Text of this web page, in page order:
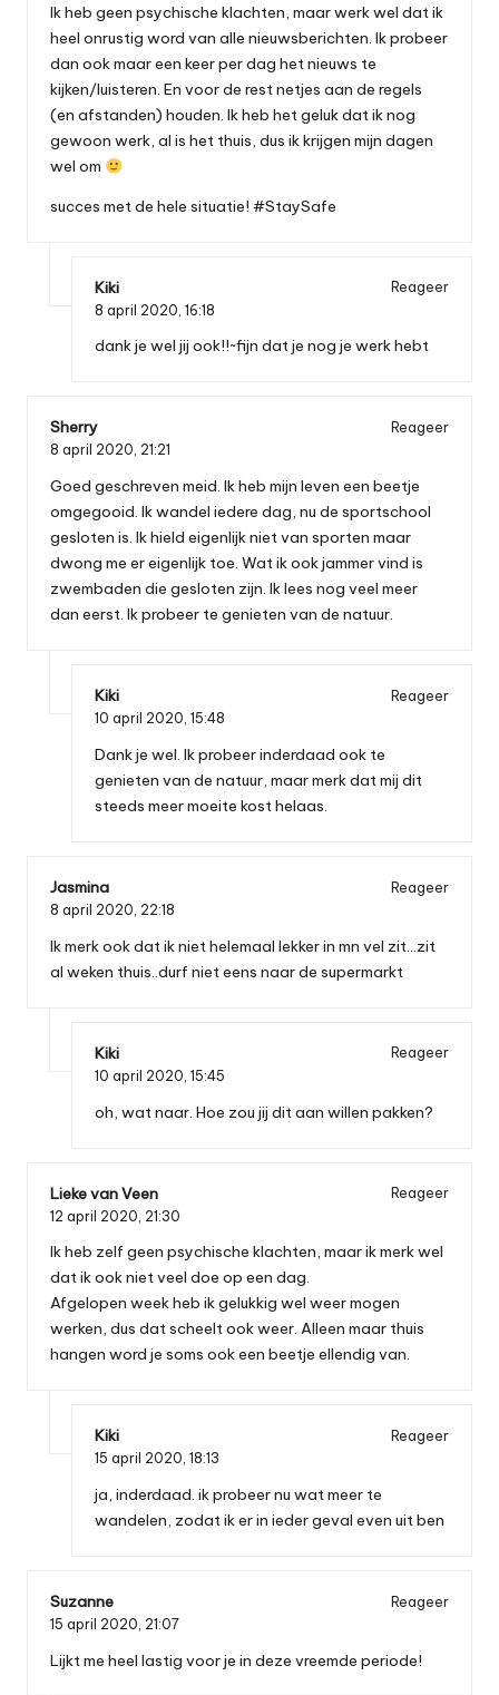
Ik heb geen psychische klachten, maar werk wel dat ik
heel onrustig word van alle nieuwsberichten. Ik probeer
dan ook maar een keer per dag het nieuws te
kijken/luisteren. En voor de rest netjes aan de regels
(en afstanden) houden. Ik heb het geluk dat ik nog
gewoon werk, al is het thuis, dus ik krijgen mijn dagen
wel om
succes met de hele situatie! #StaySafe
Kiki
Reageer
8 april 2020, 16:18
dank je wel jij ook!!~fijn dat je nog je werk hebt
Sherry
Reageer
8 april 2020, 21:21
Goed geschreven meid. Ik heb mijn leven een beetje
omgegooid. Ik wandel iedere dag, nu de sportschool
gesloten is. Ik hield eigenlijk niet van sporten maar
dwong me er eigenlijk toe. Wat ik ook jammer vind is
zwembaden die gesloten zijn. Ik lees nog veel meer
dan eerst. Ik probeer te genieten van de natuur.
Kiki
Reageer
10 april 2020, 15:48
Dank je wel. Ik probeer inderdaad ook te
genieten van de natuur, maar merk dat mij dit
steeds meer moeite kost helaas.
Jasmina
Reageer
8 april 2020, 22:18
Ik merk ook dat ik niet helemaal lekker in mn vel zit…zit
al weken thuis..durf niet eens naar de supermarkt
Kiki
Reageer
10 april 2020, 15:45
oh, wat naar. Hoe zou jij dit aan willen pakken?
Lieke van Veen
Reageer
12 april 2020, 21:30
Ik heb zelf geen psychische klachten, maar ik merk wel
dat ik ook niet veel doe op een dag.
Afgelopen week heb ik gelukkig wel weer mogen
werken, dus dat scheelt ook weer. Alleen maar thuis
hangen word je soms ook een beetje ellendig van.
Kiki
Reageer
15 april 2020, 18:13
ja, inderdaad. ik probeer nu wat meer te
wandelen, zodat ik er in ieder geval even uit ben
Suzanne
Reageer
15 april 2020, 21:07
Lijkt me heel lastig voor je in deze vreemde periode!